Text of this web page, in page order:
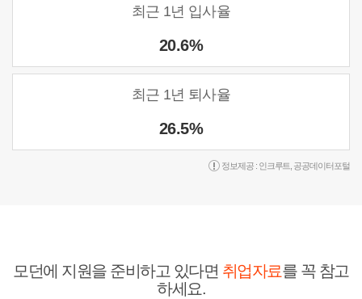
최근 1년 입사율
20.6%
최근 1년 퇴사율
26.5%
정보제공 : 인크루트 공공데이터포털
모던에 지원을 준비하고 있다면 취업자료를 꼭 참고
하세요.